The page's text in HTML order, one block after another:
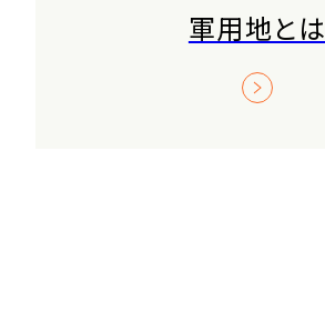
軍用地とは